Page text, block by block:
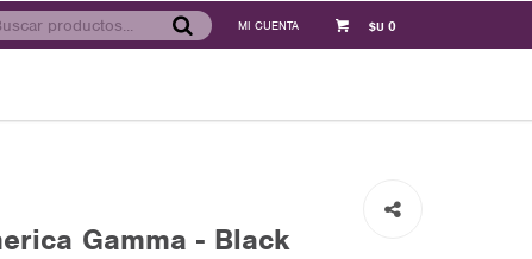
$U 0
Gamma - Black